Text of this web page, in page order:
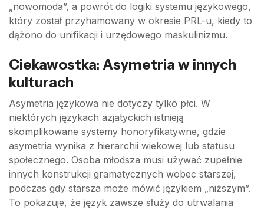
„nowomoda”, a powrót do logiki systemu językowego,
który został przyhamowany w okresie PRL-u, kiedy to
dążono do unifikacji i urzędowego maskulinizmu.
Ciekawostka: Asymetria w innych
kulturach
Asymetria językowa nie dotyczy tylko płci. W
niektórych językach azjatyckich istnieją
skomplikowane systemy honoryfikatywne, gdzie
asymetria wynika z hierarchii wiekowej lub statusu
społecznego. Osoba młodsza musi używać zupełnie
innych konstrukcji gramatycznych wobec starszej,
podczas gdy starsza może mówić językiem „niższym”.
To pokazuje, że język zawsze służy do utrwalania